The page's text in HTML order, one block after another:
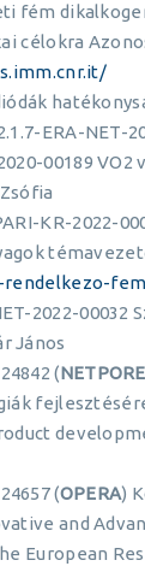
fém
célokra
ERA-NET-
00189
KR-2022-
rendelkezo-
2022-
János
(NETPORE
(OPERA)
and
European